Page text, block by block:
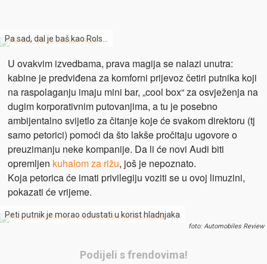
Pa sad, dal je baš kao Rols…
U ovakvim izvedbama, prava magija se nalazi unutra:
kabine je predviđena za komforni prijevoz četiri putnika koji
na raspolaganju imaju mini bar, „cool box“ za osvježenja na
dugim korporativnim putovanjima, a tu je posebno
ambijentalno svijetlo za čitanje koje će svakom direktoru (tj
samo petorici) pomoći da što lakše pročitaju ugovore o
preuzimanju neke kompanije. Da li će novi Audi biti
opremljen kuhalom za rižu, još je nepoznato.
Koja petorica će imati privilegiju voziti se u ovoj limuzini,
pokazati će vrijeme.
Peti putnik je morao odustati u korist hladnjaka
foto: Automobiles Review
Podijeli s frendovima!